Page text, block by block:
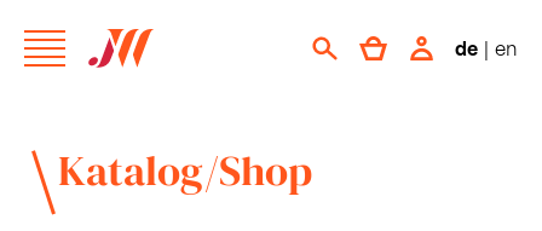
de | en
Katalog/Shop